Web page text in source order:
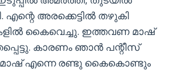
അരക്കെട്ടിൽ തഴുകി
കൈവെച്ചു. ഇത്തവണ മാഷ്‌
കാരണം ഞാൻ പന്റീസ്
മാഷ്‌ എന്നെ രണ്ടു കൈകൊണ്ടും